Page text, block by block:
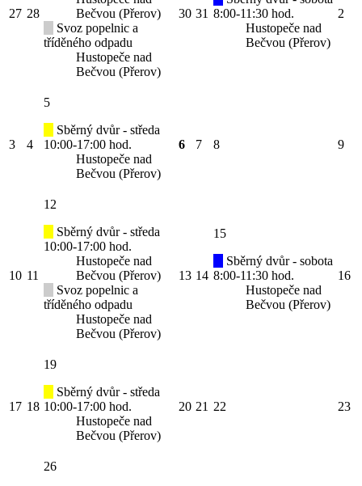
27 28
Bečvou (Přerov)
Svoz popelnic a
tříděného odpadu
Hustopeče nad
Bečvou (Přerov)
30 31 8:00-11:30 hod.
Hustopeče nad
Bečvou (Přerov)
2
3 4
5
Sběrný dvůr - středa
10:00-17:00 hod.
Hustopeče nad
Bečvou (Přerov)
6 7 8 9
10 11
12
Sběrný dvůr - středa
10:00-17:00 hod.
Hustopeče nad
Bečvou (Přerov)
Svoz popelnic a
tříděného odpadu
Hustopeče nad
Bečvou (Přerov)
13 14
15
Sběrný dvůr - sobota
8:00-11:30 hod.
Hustopeče nad
Bečvou (Přerov)
16
17 18
19
Sběrný dvůr - středa
10:00-17:00 hod.
Hustopeče nad
Bečvou (Přerov)
20 21 22 23
26